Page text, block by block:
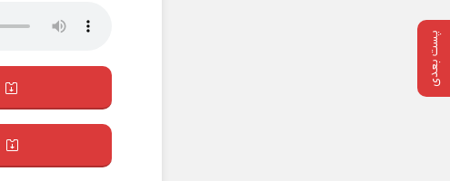
پست بعدی